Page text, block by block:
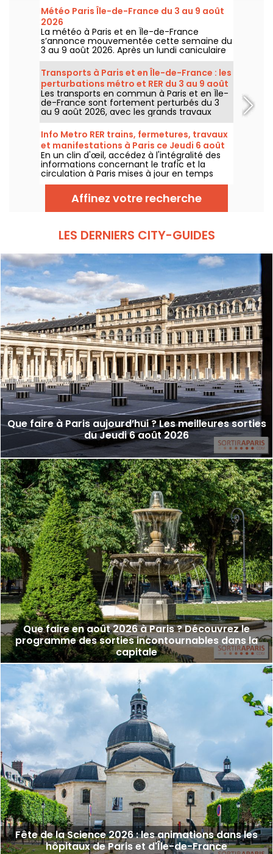
Météo Paris Île-de-France du 3 au 9 août
2026
La météo à Paris et en Île-de-France
s’annonce mouvementée cette semaine du
3 au 9 août 2026. Après un lundi caniculaire
marqué par un risque d’orages, les
températures vont progressivement baisser
avant le retour d’un temps plus chaud et
ensoleillé pour le week-end.
Transports à Paris et en Île-de-France : les
perturbations métro et RER du 3 au 9 août
2026
Les transports en commun à Paris et en Île-
de-France sont fortement perturbés du 3
au 9 août 2026, avec les grands travaux
d'été qui impactent très durement
certaines lignes, selon la RATP et SNCF.
Info Metro RER trains, fermetures, travaux
et manifestations à Paris ce Jeudi 6 août
2026
En un clin d'œil, accédez à l'intégralité des
informations concernant le trafic et la
circulation à Paris mises à jour en temps
réel. Metro RER et Transilien de la RATP,
travaux, circulation, grands évènements et
manifestations, on vous donne toutes les
informations pratiques à connaître avant de
Affinez votre recherche
LES DERNIERS CITY-GUIDES
Que faire à Paris aujourd’hui ? Les meilleures sorties
du Jeudi 6 août 2026
Que faire en août 2026 à Paris ? Découvrez le
programme des sorties incontournables dans la
capitale
Fête de la Science 2026 : les animations dans les
hôpitaux de Paris et d'Île-de-France